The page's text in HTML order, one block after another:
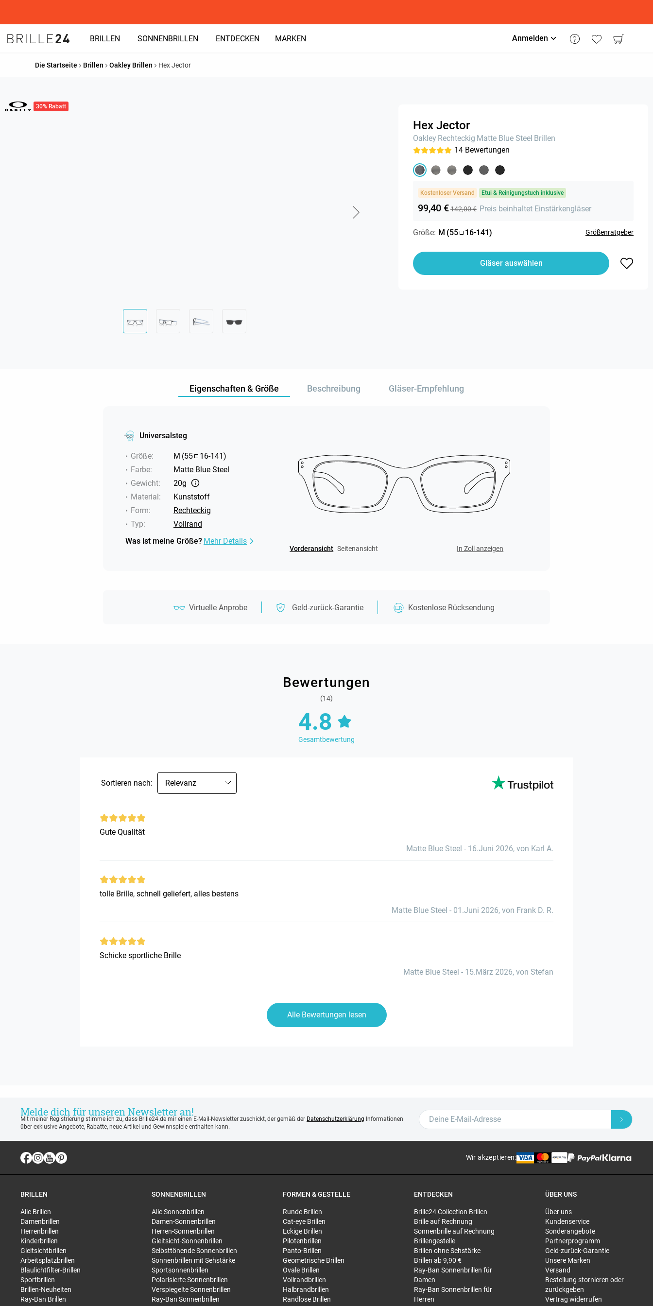
BRILLEN SONNENBRILLEN ENTDECKEN MARKEN Anmelden
Die Startseite Brillen Oakley Brillen Hex Jector
30% Rabatt
Hex Jector
Oakley Rechteckig Matte Blue Steel Brillen
14 Bewertungen
Kostenloser Versand Etui & Reinigungstuch inklusive
99,40 €142,00 € Preis beinhaltet Einstärkengläser
Größe: M (55 16-141) Größenratgeber
Gläser auswählen
Eigenschaften & Größe Beschreibung Gläser-Empfehlung
Universalsteg
Größe: M (55 16-141)
Farbe:
Matte Blue Steel
Gewicht:
20g
Material:
Kunststoff
Form:
Rechteckig
Typ:
Vollrand
Was ist meine Größe? Mehr Details
Vorderansicht Seitenansicht In Zoll anzeigen
Virtuelle Anprobe Geld-zurück-Garantie Kostenlose Rücksendung
Bewertungen
(14)
4.8
Gesamtbewertung
Sortieren nach: Relevanz
Gute Qualität
Matte Blue Steel - 16.Juni 2026, von Karl A.
tolle Brille, schnell geliefert, alles bestens
Matte Blue Steel - 01.Juni 2026, von Frank D. R.
Schicke sportliche Brille
Matte Blue Steel - 15.März 2026, von Stefan
Alle Bewertungen lesen
Melde dich für unseren Newsletter an!
Mit meiner Registrierung stimme ich zu, dass Brille24.de mir einen E-Mail-Newsletter zuschickt, der gemäß der Datenschutzerklärung Informationen
über exklusive Angebote, Rabatte, neue Artikel und Gewinnspiele enthalten kann.
Wir akzeptieren:
BRILLEN
Alle Brillen
Damenbrillen
Herrenbrillen
Kinderbrillen
Gleitsichtbrillen
Arbeitsplatzbrillen
Blaulichtfilter-Brillen
Sportbrillen
Brillen-Neuheiten
Ray-Ban Brillen
SONNENBRILLEN
Alle Sonnenbrillen
Damen-Sonnenbrillen
Herren-Sonnenbrillen
Gleitsicht-Sonnenbrillen
Selbsttönende Sonnenbrillen
Sonnenbrillen mit Sehstärke
Sportsonnenbrillen
Polarisierte Sonnenbrillen
Verspiegelte Sonnenbrillen
Ray-Ban Sonnenbrillen
FORMEN & GESTELLE
Runde Brillen
Cat-eye Brillen
Eckige Brillen
Pilotenbrillen
Panto-Brillen
Geometrische Brillen
Ovale Brillen
Vollrandbrillen
Halbrandbrillen
Randlose Brillen
ENTDECKEN
Brille24 Collection Brillen
Brille auf Rechnung
Sonnenbrille auf Rechnung
Brillengestelle
Brillen ohne Sehstärke
Brillen ab 9,90 €
Ray-Ban Sonnenbrillen für
Damen
Ray-Ban Sonnenbrillen für
Herren
ÜBER UNS
Über uns
Kundenservice
Sonderangebote
Partnerprogramm
Geld-zurück-Garantie
Unsere Marken
Versand
Bestellung stornieren oder
zurückgeben
Vertrag widerrufen